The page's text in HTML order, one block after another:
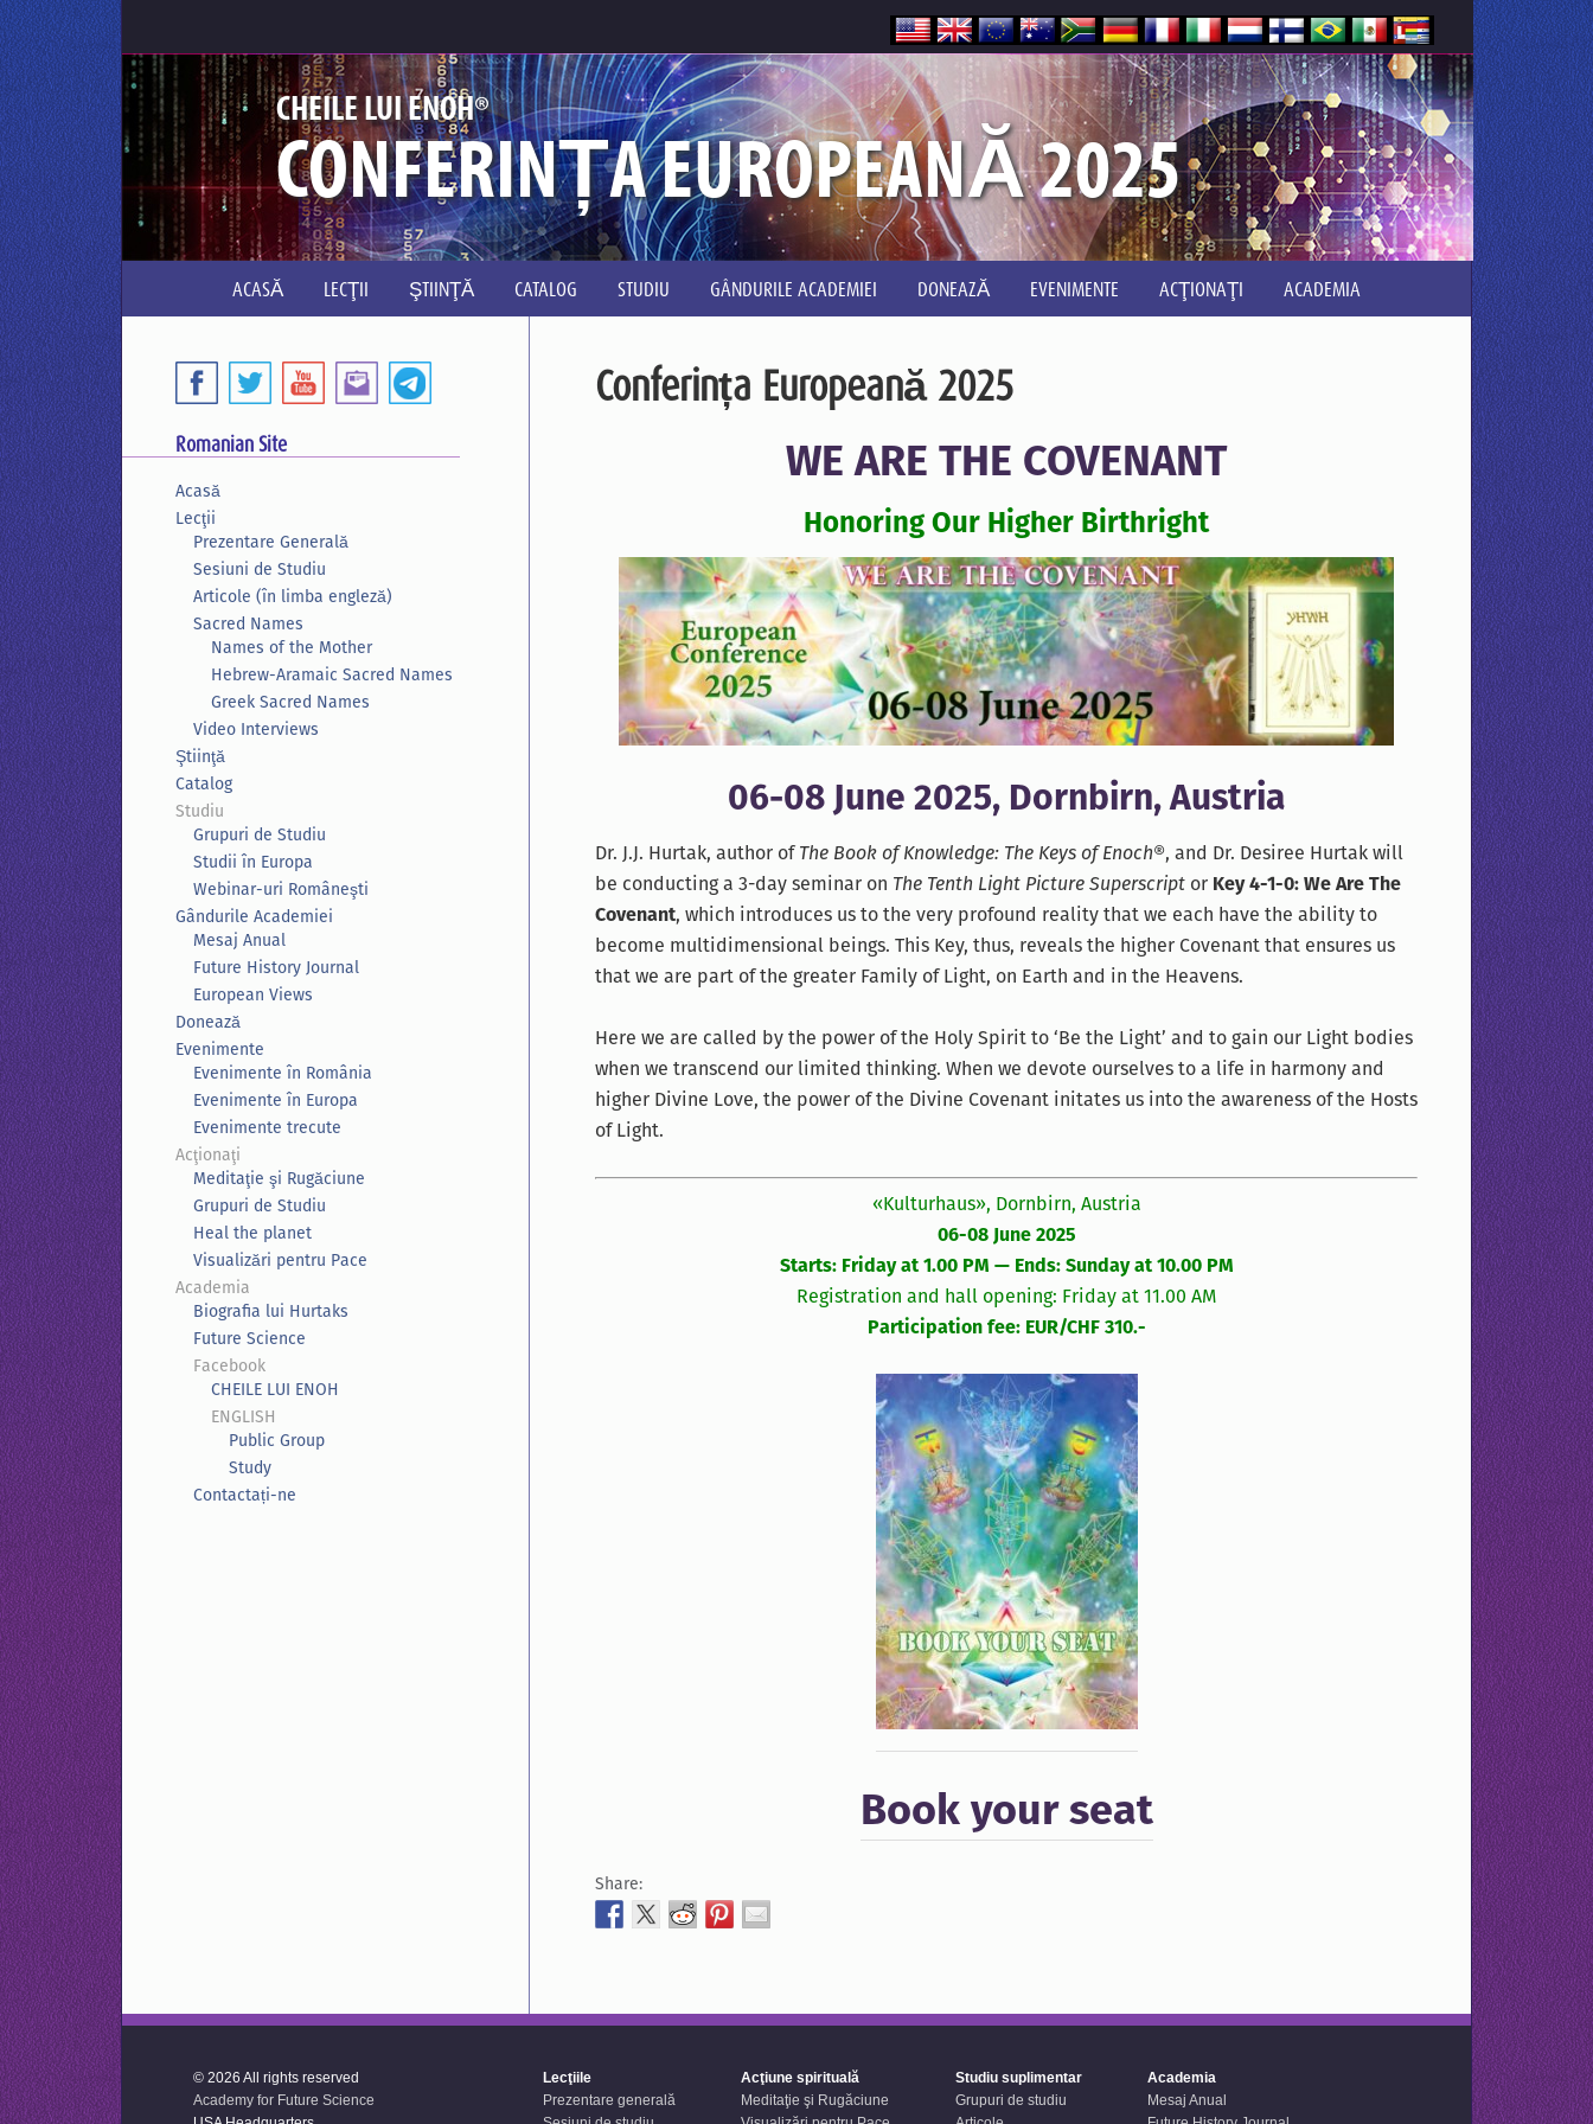
CHEILE LUI ENOH®
CONFERINȚA EUROPEANĂ 2025
ACASĂ LECŢII ŞTIINŢĂ CATALOG STUDIU GÂNDURILE ACADEMIEI DONEAZĂ EVENIMENTE ACŢIONAŢI ACADEMIA
Conferința Europeană 2025
WE ARE THE COVENANT
Honoring Our Higher Birthright
06-08 June 2025, Dornbirn, Austria
Dr. J.J. Hurtak, author ofThe Book of Knowledge: The Keys of Enoch®, and Dr. Desiree Hurtak will
be conducting a 3-day seminar on The Tenth Light Picture Superscript or Key 4-1-0: We Are The
Covenant, which introduces us to the very profound reality that we each have the ability to
become multidimensional beings. This Key, thus, reveals the higher Covenant that ensures us
that we are part of the greater Family of Light, on Earth and in the Heavens.
Here we are called by the power of the Holy Spirit to ‘Be the Light’ and to gain our Light bodies
when we transcend our limited thinking. When we devote ourselves to a life in harmony and
higher Divine Love, the power of the Divine Covenant initates us into the awareness of the Hosts
of Light.
«Kulturhaus», Dornbirn, Austria
06-08 June 2025
Starts: Friday at 1.00 PM — Ends: Sunday at 10.00 PM
Registration and hall opening: Friday at 11.00 AM
Participation fee: EUR/CHF 310.-
Book your seat
Share:
Romanian Site
Acasă
Lecţii
Prezentare Generală
Sesiuni de Studiu
Articole (în limba engleză)
Sacred Names
Names of the Mother
Hebrew-Aramaic Sacred Names
Greek Sacred Names
Video Interviews
Ştiinţă
Catalog
Studiu
Grupuri de Studiu
Studii în Europa
Webinar-uri Româneşti
Gândurile Academiei
Mesaj Anual
Future History Journal
European Views
Donează
Evenimente
Evenimente în România
Evenimente în Europa
Evenimente trecute
Acţionaţi
Meditaţie şi Rugăciune
Grupuri de Studiu
Heal the planet
Visualizări pentru Pace
Academia
Biografia lui Hurtaks
Future Science
Facebook
CHEILE LUI ENOH
ENGLISH
Public Group
Study
Contactați-ne
© 2026 All rights reserved
Academy for Future Science
Lecţiile
Prezentare generală
Acţiune spirituală
Meditaţie şi Rugăciune
Studiu suplimentar
Grupuri de studiu
Academia
Mesaj Anual